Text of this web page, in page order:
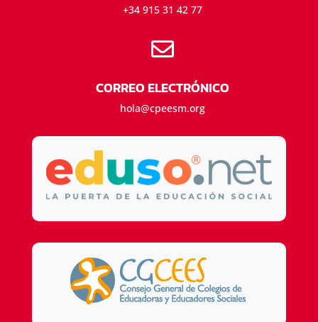
+34 915 31 42 77

CORREO ELECTRÓNICO
hola@cpeesm.org